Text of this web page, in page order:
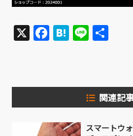
X Facebook
Hatena
Line
関連記
スマートウ